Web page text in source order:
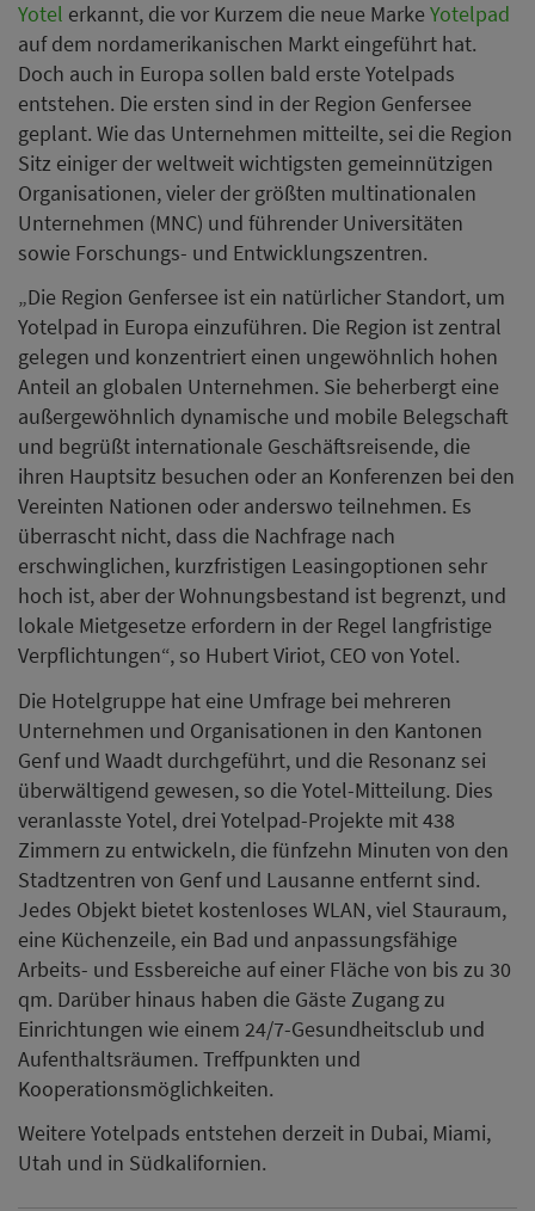
Yotel erkannt, die vor Kurzem die neue Marke Yotelpad
auf dem nordamerikanischen Markt eingeführt hat.
Doch auch in Europa sollen bald erste Yotelpads
entstehen. Die ersten sind in der Region Genfersee
geplant. Wie das Unternehmen mitteilte, sei die Region
Sitz einiger der weltweit wichtigsten gemeinnützigen
Organisationen, vieler der größten multinationalen
Unternehmen (MNC) und führender Universitäten
sowie Forschungs- und Entwicklungszentren.
„Die Region Genfersee ist ein natürlicher Standort, um
Yotelpad in Europa einzuführen. Die Region ist zentral
gelegen und konzentriert einen ungewöhnlich hohen
Anteil an globalen Unternehmen. Sie beherbergt eine
außergewöhnlich dynamische und mobile Belegschaft
und begrüßt internationale Geschäftsreisende, die
ihren Hauptsitz besuchen oder an Konferenzen bei den
Vereinten Nationen oder anderswo teilnehmen. Es
überrascht nicht, dass die Nachfrage nach
erschwinglichen, kurzfristigen Leasingoptionen sehr
hoch ist, aber der Wohnungsbestand ist begrenzt, und
lokale Mietgesetze erfordern in der Regel langfristige
Verpflichtungen“, so Hubert Viriot, CEO von Yotel.
Die Hotelgruppe hat eine Umfrage bei mehreren
Unternehmen und Organisationen in den Kantonen
Genf und Waadt durchgeführt, und die Resonanz sei
überwältigend gewesen, so die Yotel-Mitteilung. Dies
veranlasste Yotel, drei Yotelpad-Projekte mit 438
Zimmern zu entwickeln, die fünfzehn Minuten von den
Stadtzentren von Genf und Lausanne entfernt sind.
Jedes Objekt bietet kostenloses WLAN, viel Stauraum,
eine Küchenzeile, ein Bad und anpassungsfähige
Arbeits- und Essbereiche auf einer Fläche von bis zu 30
qm. Darüber hinaus haben die Gäste Zugang zu
Einrichtungen wie einem 24/7-Gesundheitsclub und
Aufenthaltsräumen. Treffpunkten und
Kooperationsmöglichkeiten.
Weitere Yotelpads entstehen derzeit in Dubai, Miami,
Utah und in Südkalifornien.